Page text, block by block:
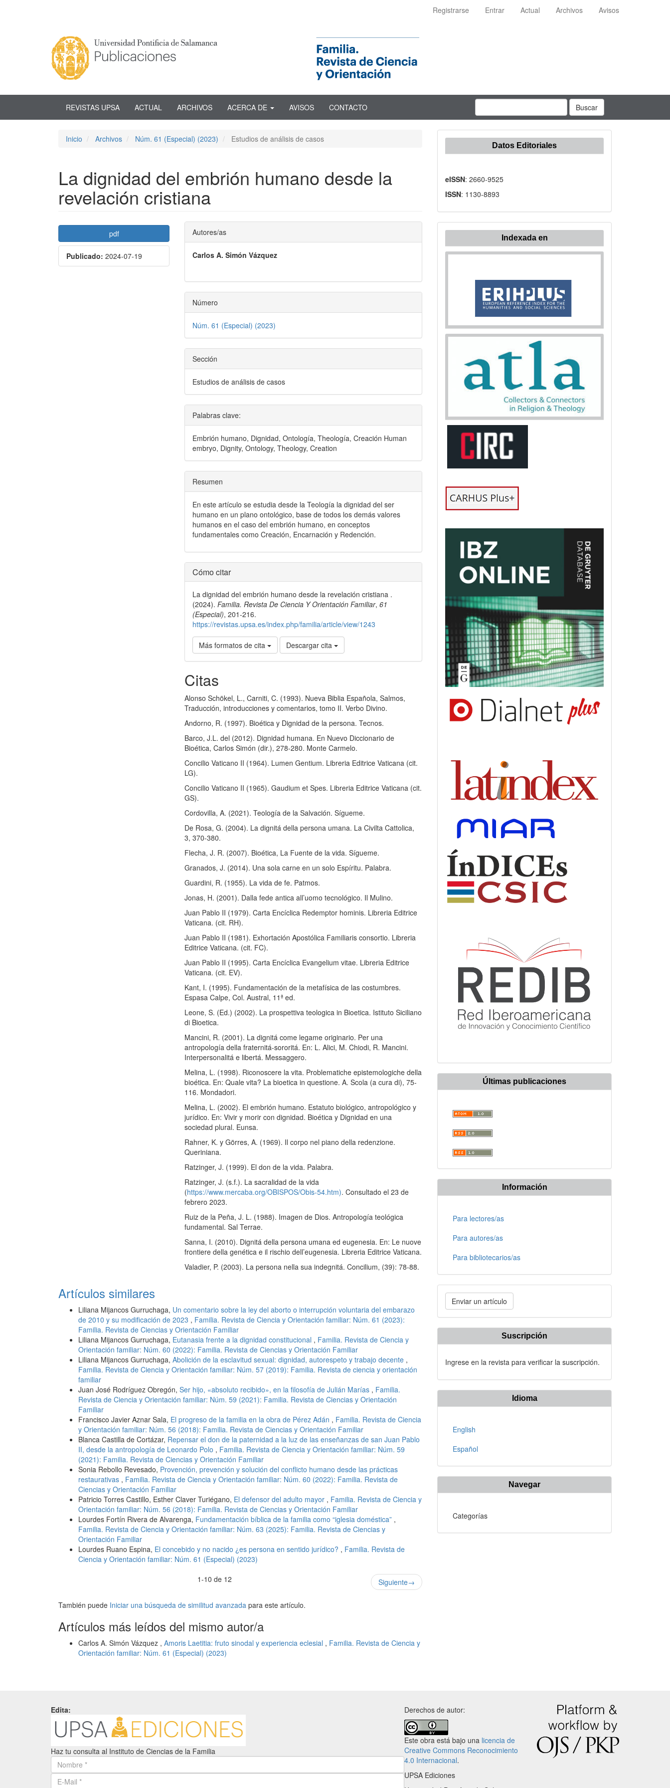
Registrarse Entrar Actual Archivos Avisos
REVISTAS UPSA ACTUAL ARCHIVOS ACERCA DE AVISOS CONTACTO Buscar
Inicio Archivos Núm. 61 (Especial) (2023) Estudios de análisis de casos
La dignidad del embrión humano desde la
revelación cristiana
Barra
lateral
del
pdf
Publicado: 2024-07-19
Contenido
principal
del
artículo
Autores/as
Carlos A. Simón Vázquez
Número
Núm. 61 (Especial) (2023)
Sección
Estudios de análisis de casos
Palabras clave:
Embrión humano, Dignidad, Ontología, Theología, Creación Human
embryo, Dignity, Ontology, Theology, Creation
Resumen
En este artículo se estudia desde la Teología la dignidad del ser
humano en un plano ontológico, base de todos los demás valores
humanos en el caso del embrión humano, en conceptos
fundamentales como Creación, Encarnación y Redención.
Detalles
del
artículo
Cómo citar
La dignidad del embrión humano desde la revelación cristiana .
(2024).Familia. Revista De Ciencia Y Orientación Familiar,61
(Especial), 201-216.
https://revistas.upsa.es/index.php/familia/article/view/1243
Más formatos de cita Descargar cita
Citas
Alonso Schökel, L., Carniti, C. (1993). Nueva Biblia Española, Salmos,
Traducción, introducciones y comentarios, tomo II. Verbo Divino.
Andorno, R. (1997). Bioética y Dignidad de la persona. Tecnos.
Barco, J.L. del (2012). Dignidad humana. En Nuevo Diccionario de
Bioética, Carlos Simón (dir.), 278-280. Monte Carmelo.
Concilio Vaticano II (1964). Lumen Gentium. Libreria Editrice Vaticana (cit.
LG).
Concilio Vaticano II (1965). Gaudium et Spes. Libreria Editrice Vaticana (cit.
GS).
Cordovilla, A. (2021). Teología de la Salvación. Sígueme.
De Rosa, G. (2004). La dignitá della persona umana. La Civilta Cattolica,
3, 370-380.
Flecha, J. R. (2007). Bioética, La Fuente de la vida. Sígueme.
Granados, J. (2014). Una sola carne en un solo Espíritu. Palabra.
Guardini, R. (1955). La vida de fe. Patmos.
Jonas, H. (2001). Dalla fede antica all’uomo tecnológico. Il Mulino.
Juan Pablo II (1979). Carta Encíclica Redemptor hominis. Libreria Editrice
Vaticana. (cit. RH).
Juan Pablo II (1981). Exhortación Apostólica Familiaris consortio. Libreria
Editrice Vaticana. (cit. FC).
Juan Pablo II (1995). Carta Encíclica Evangelium vitae. Libreria Editrice
Vaticana. (cit. EV).
Kant, I. (1995). Fundamentación de la metafísica de las costumbres.
Espasa Calpe, Col. Austral, 11ª ed.
Leone, S. (Ed.) (2002). La prospettiva teologica in Bioetica. Istituto Siciliano
di Bioetica.
Mancini, R. (2001). La dignitá come legame originario. Per una
antropología della fraternitá-sororitá. En: L. Alici, M. Chiodi, R. Mancini.
Interpersonalitá e libertá. Messaggero.
Melina, L. (1998). Riconoscere la vita. Problematiche epistemologiche della
bioética. En: Quale vita? La bioetica in questione. A. Scola (a cura di), 75-
116. Mondadori.
Melina, L. (2002). El embrión humano. Estatuto biológico, antropológico y
jurídico. En: Vivir y morir con dignidad. Bioética y Dignidad en una
sociedad plural. Eunsa.
Rahner, K. y Görres, A. (1969). Il corpo nel piano della redenzione.
Queriniana.
Ratzinger, J. (1999). El don de la vida. Palabra.
Ratzinger, J. (s.f.). La sacralidad de la vida
(https://www.mercaba.org/OBISPOS/Obis-54.htm). Consultado el 23 de
febrero 2023.
Ruiz de la Peña, J. L. (1988). Imagen de Dios. Antropología teológica
fundamental. Sal Terrae.
Sanna, I. (2010). Dignitá della persona umana ed eugenesia. En: Le nuove
frontiere della genética e il rischio dell’eugenesia. Libreria Editrice Vaticana.
Valadier, P. (2003). La persona nella sua indegnitá. Concilium, (39): 78-88.
Artículos similares
Liliana Mijancos Gurruchaga, Un comentario sobre la ley del aborto o interrupción voluntaria del embarazo
de 2010 y su modificación de 2023 , Familia. Revista de Ciencia y Orientación familiar: Núm. 61 (2023):
Familia. Revista de Ciencias y Orientación Familiar
Liliana Mijancos Gurruchaga, Eutanasia frente a la dignidad constitucional , Familia. Revista de Ciencia y
Orientación familiar: Núm. 60 (2022): Familia. Revista de Ciencias y Orientación Familiar
Liliana Mijancos Gurruchaga, Abolición de la esclavitud sexual: dignidad, autorespeto y trabajo decente ,
Familia. Revista de Ciencia y Orientación familiar: Núm. 57 (2019): Familia. Revista de ciencia y orientación
familiar
Juan José Rodríguez Obregón, Ser hijo, «absoluto recibido», en la filosofía de Julián Marías , Familia.
Revista de Ciencia y Orientación familiar: Núm. 59 (2021): Familia. Revista de Ciencias y Orientación
Familiar
Francisco Javier Aznar Sala, El progreso de la familia en la obra de Pérez Adán , Familia. Revista de Ciencia
y Orientación familiar: Núm. 56 (2018): Familia. Revista de Ciencias y Orientación Familiar
Blanca Castilla de Cortázar, Repensar el don de la paternidad a la luz de las enseñanzas de san Juan Pablo
II, desde la antropología de Leonardo Polo , Familia. Revista de Ciencia y Orientación familiar: Núm. 59
(2021): Familia. Revista de Ciencias y Orientación Familiar
Sonia Rebollo Revesado, Provención, prevención y solución del conflicto humano desde las prácticas
restaurativas , Familia. Revista de Ciencia y Orientación familiar: Núm. 60 (2022): Familia. Revista de
Ciencias y Orientación Familiar
Patricio Torres Castillo, Esther Claver Turiégano, El defensor del adulto mayor , Familia. Revista de Ciencia y
Orientación familiar: Núm. 56 (2018): Familia. Revista de Ciencias y Orientación Familiar
Lourdes Fortín Rivera de Alvarenga, Fundamentación bíblica de la familia como “iglesia doméstica” ,
Familia. Revista de Ciencia y Orientación familiar: Núm. 63 (2025): Familia. Revista de Ciencias y
Orientación Familiar
Lourdes Ruano Espina, El concebido y no nacido ¿es persona en sentido jurídico? , Familia. Revista de
Ciencia y Orientación familiar: Núm. 61 (Especial) (2023)
1-10 de 12
Siguiente→
También puede Iniciar una búsqueda de similitud avanzada para este artículo.
Artículos más leídos del mismo autor/a
Carlos A. Simón Vázquez , Amoris Laetitia: fruto sinodal y experiencia eclesial , Familia. Revista de Ciencia y
Orientación familiar: Núm. 61 (Especial) (2023)
Datos Editoriales
eISSN: 2660-9525
ISSN: 1130-8893
Indexada en
Últimas publicaciones
Información
Para lectores/as
Para autores/as
Para bibliotecarios/as
Enviar
un
artículo
Enviar un artículo
Suscripción
Ingrese en la revista para verificar la suscripción.
Idioma
English
Español
Navegar
Categorías
Edita:
Haz tu consulta al Instituto de Ciencias de la Familia
Derechos de autor:
Este obra está bajo una licencia de
Creative Commons Reconocimiento
4.0 Internacional.
UPSA Ediciones